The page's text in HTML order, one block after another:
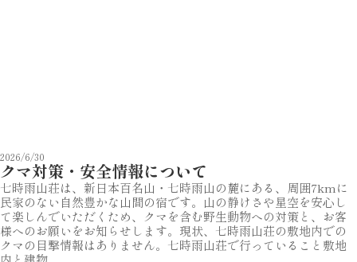
2026/6/30
クマ対策・安全情報について
七時雨山荘は、新日本百名山・七時雨山の麓にある、周囲7kmに
民家のない自然豊かな山間の宿です。山の静けさや星空を安心し
て楽しんでいただくため、クマを含む野生動物への対策と、お客
様へのお願いをお知らせします。現状、七時雨山荘の敷地内での
クマの目撃情報はありません。七時雨山荘で行っていること敷地